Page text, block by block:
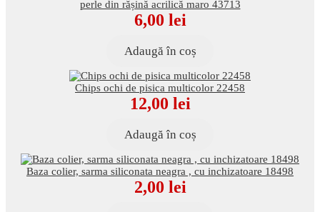
perle din rășină acrilică maro 43713
6,00 lei
Adaugă în coș
Chips ochi de pisica multicolor 22458
12,00 lei
Adaugă în coș
Baza colier, sarma siliconata neagra , cu inchizatoare 18498
2,00 lei